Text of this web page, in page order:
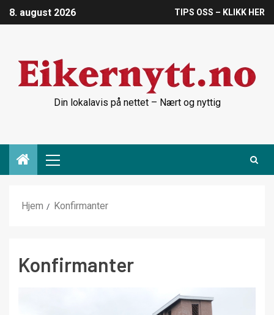
8. august 2026 TIPS OSS – KLIKK HER
Din lokalavis på nettet – Nært og nyttig
Hjem Konfirmanter
Konfirmanter